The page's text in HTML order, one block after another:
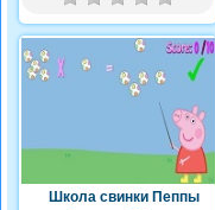
Школа свинки Пеппы